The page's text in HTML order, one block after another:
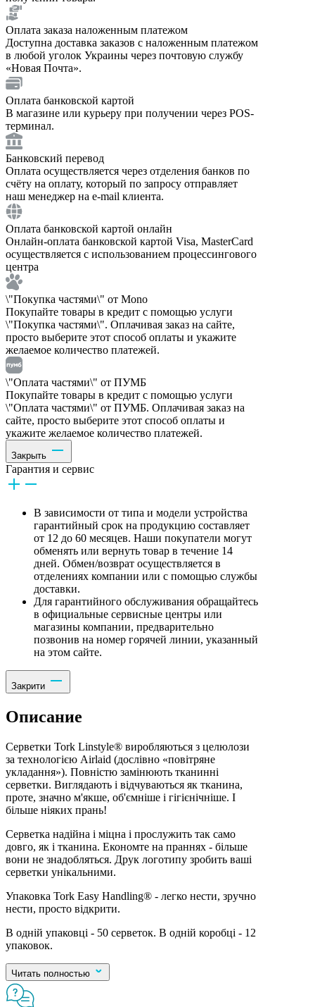
Оплата заказа наложенным платежом
Доступна доставка заказов с наложенным платежом
в любой уголок Украины через почтовую службу
«Новая Почта».
Оплата банковской картой
В магазине или курьеру при получении через POS-
терминал.
Банковский перевод
Оплата осуществляется через отделения банков по
счёту на оплату, который по запросу отправляет
наш менеджер на e-mail клиента.
Оплата банковской картой онлайн
Онлайн-оплата банковской картой Visa, MasterCard
осуществляется с использованием процессингового
центра
\"Покупка частями\" от Mono
Покупайте товары в кредит с помощью услуги
\"Покупка частями\". Оплачивая заказ на сайте,
просто выберите этот способ оплаты и укажите
желаемое количество платежей.
\"Оплата частями\" от ПУМБ
Покупайте товары в кредит с помощью услуги
\"Оплата частями\" от ПУМБ. Оплачивая заказ на
сайте, просто выберите этот способ оплаты и
укажите желаемое количество платежей.
Закрыть
Гарантия и сервис
В зависимости от типа и модели устройства
гарантийный срок на продукцию составляет
от 12 до 60 месяцев. Наши покупатели могут
обменять или вернуть товар в течение 14
дней. Обмен/возврат осуществляется в
отделениях компании или с помощью службы
доставки.
Для гарантийного обслуживания обращайтесь
в официальные сервисные центры или
магазины компании, предварительно
позвонив на номер горячей линии, указанный
на этом сайте.
Закрити
Описание
Серветки Tork Linstyle® виробляються з целюлози
за технологією Airlaid (дослівно «повітряне
укладання»). Повністю замінюють тканинні
серветки. Виглядають і відчуваються як тканина,
проте, значно м'якше, об'ємніше і гігієнічніше. І
більше ніяких прань!
Серветка надійна і міцна і прослужить так само
довго, як і тканина. Економте на праннях - більше
вони не знадобляться. Друк логотипу зробить ваші
серветки унікальними.
Упаковка Tork Easy Handling® - легко нести, зручно
нести, просто відкрити.
В одній упаковці - 50 серветок. В одній коробці - 12
упаковок.
Читать полностью